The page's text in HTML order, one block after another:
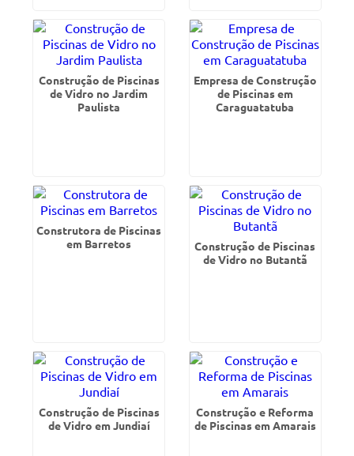
Construção de Piscinas
de Vidro no Jardim
Paulista
Empresa de Construção
de Piscinas em
Caraguatatuba
Construtora de Piscinas
em Barretos
Construção de Piscinas
de Vidro no Butantã
Construção de Piscinas
de Vidro em Jundiaí
Construção e Reforma
de Piscinas em Amarais